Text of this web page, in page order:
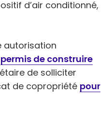
d’air conditionné,
autorisation
permis de construire
de solliciter
de copropriété pour